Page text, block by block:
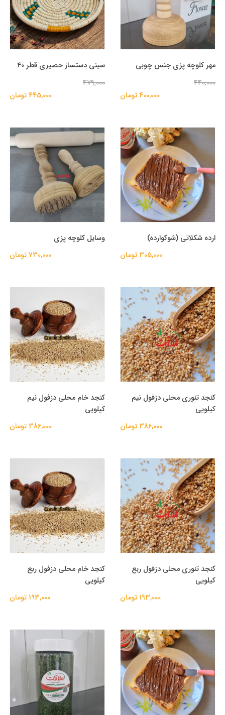
مهر کلوچه پزی جنس چوبی
440,000
400,000 تومان
سینی دستساز حصیری قطر ۴۰
479,000
445,000 تومان
ارده شکلاتی (شوکوارده)
305,000 تومان
وسایل کلوچه پزی
730,000 تومان
کنجد تنوری محلی دزفول نیم
کیلویی
386,000 تومان
کنجد خام محلی دزفول نیم
کیلویی
386,000 تومان
کنجد تنوری محلی دزفول ربع
کیلویی
193,000 تومان
کنجد خام محلی دزفول ربع
کیلویی
193,000 تومان